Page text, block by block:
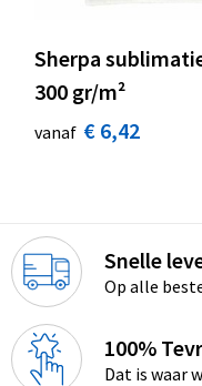
Sherpa
300 gr/m²
vanaf € 6,42
Snelle
Op alle
100%
Dat is waar